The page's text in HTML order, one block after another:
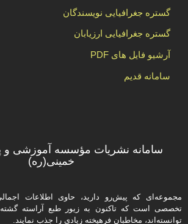
گستره جغرافیایی نویسندگان
گستره جغرافیایی ارزیابان
آرشیو فایل های PDF
سامانه قدیم
سامانه نشریات مؤسسه آموزشی و
خمینی(ره)
مجموعه‌ای که پیش‌رو دارید،‌ حاوی اطلاعات
تخصصی است که تاکنون به زیور طبع آراسته
توانسته‌اند، مخاطبان فرهیخته‌ زیادی را جذب نمایند.